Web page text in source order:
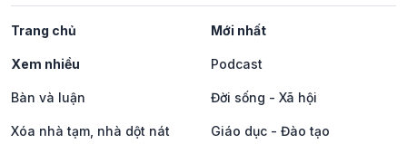
Trang chủ Mới nhất
Xem nhiều Podcast
Bàn và luận Đời sống - Xã hội
Xóa nhà tạm, nhà dột nát Giáo dục - Đào tạo